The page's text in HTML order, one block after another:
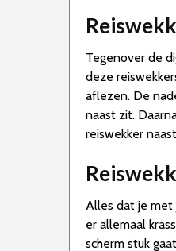
Tegenover de
deze
aflezen. De
naast zit.
reiswekker
Alles dat je met
er allemaal
scherm stuk